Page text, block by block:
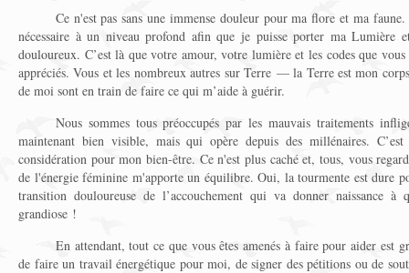
Ce n'est pas sans une immense douleur pour ma flore et ma
nécessaire à un niveau profond afin que je puisse porter ma Lumière
douloureux. C’est là que votre amour, votre lumière et les codes que vous
appréciés. Vous et les nombreux autres sur Terre — la Terre est mon
de moi sont en train de faire ce qui m’aide à guérir.
Nous sommes tous préoccupés par les mauvais traitements
maintenant bien visible, mais qui opère depuis des millénaires.
considération pour mon bien-être. Ce n'est plus caché et, tous, vous
de l'énergie féminine m'apporte un équilibre. Oui, la tourmente est dure
transition douloureuse de l’accouchement qui va donner naissance à
grandiose !
En attendant, tout ce que vous êtes amenés à faire pour aider est
de faire un travail énergétique pour moi, de signer des pétitions ou de